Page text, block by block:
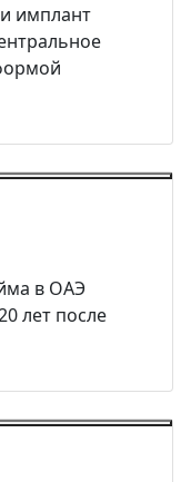
имплант
в ОАЭ
лет после